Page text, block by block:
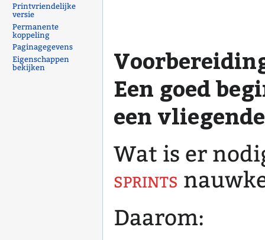
Een goed
een
Wat is er
sprints
Daarom:
Printvriendelijke
versie
Permanente
koppeling
Paginagegevens
Eigenschappen
bekijken